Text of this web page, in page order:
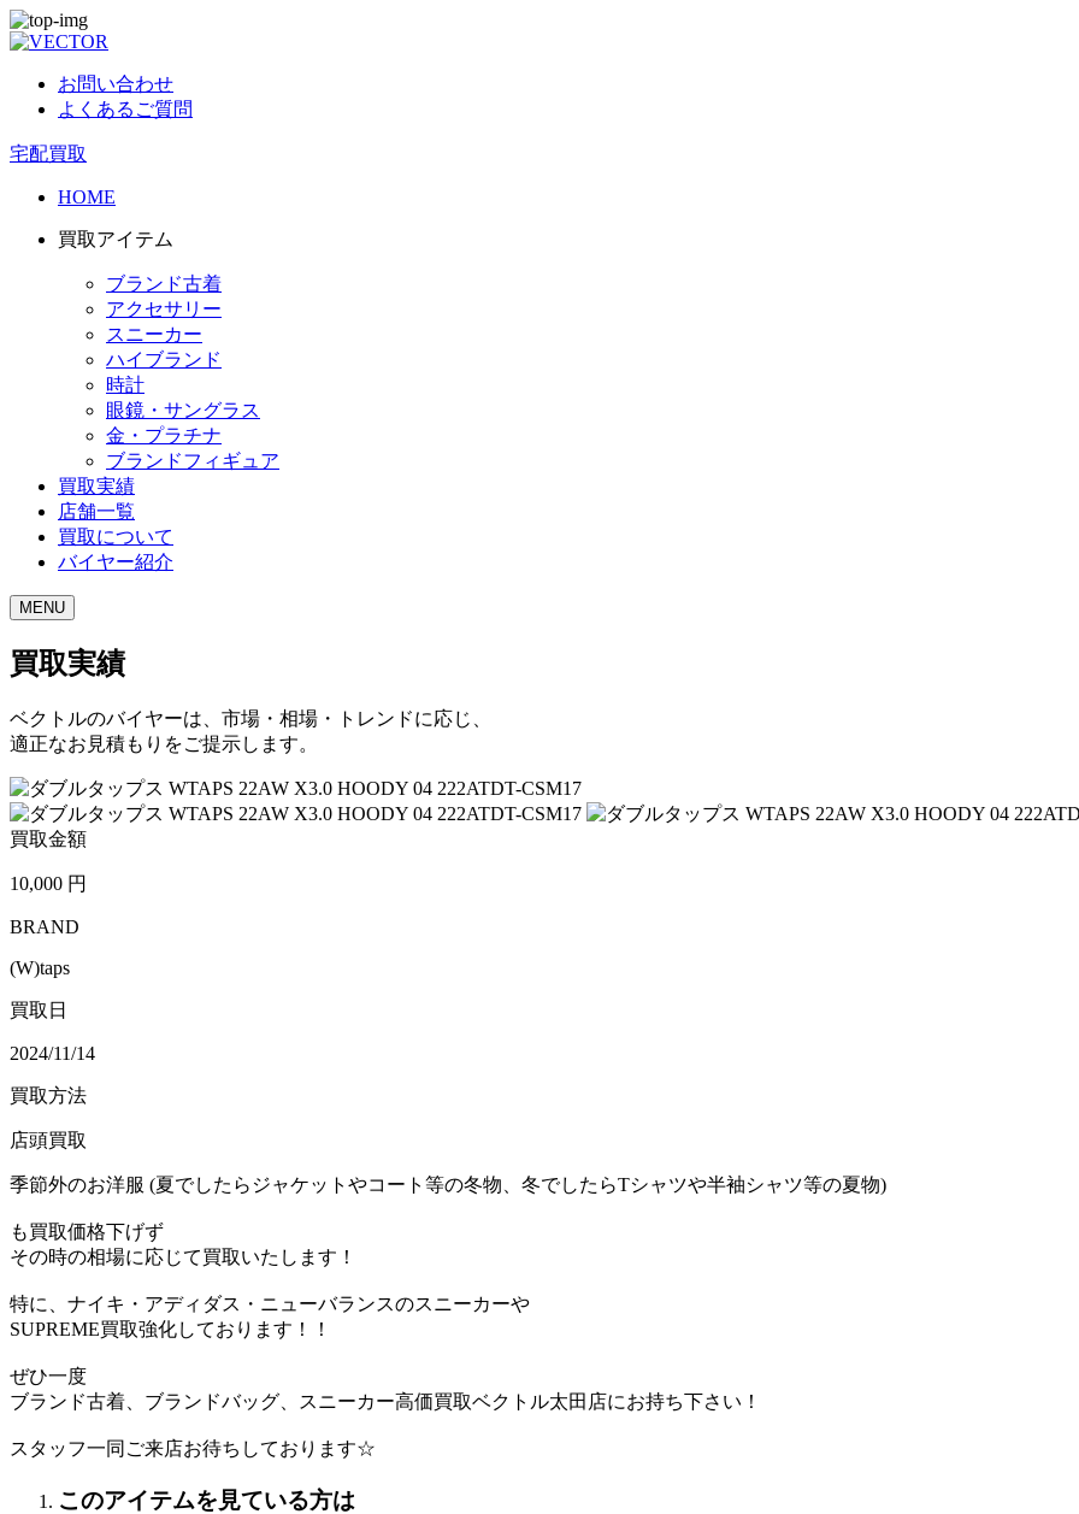
お問い合わせ
よくあるご質問
宅配買取
HOME
買取アイテム
ブランド古着
アクセサリー
スニーカー
ハイブランド
時計
眼鏡・サングラス
金・プラチナ
ブランドフィギュア
買取実績
店舗一覧
買取について
バイヤー紹介
MENU
買取実績
ベクトルのバイヤーは、市場・相場・トレンドに応じ、
適正なお見積もりをご提示します。
買取金額
10,000 円
BRAND
(W)taps
買取日
2024/11/14
買取方法
店頭買取
季節外のお洋服 (夏でしたらジャケットやコート等の冬物、冬でしたらTシャツや半袖シャツ等の夏物)
も買取価格下げず
その時の相場に応じて買取いたします！
特に、ナイキ・アディダス・ニューバランスのスニーカーや
SUPREME買取強化しております！！
ぜひ一度
ブランド古着、ブランドバッグ、スニーカー高価買取ベクトル太田店にお持ち下さい！
スタッフ一同ご来店お待ちしております☆
このアイテムを見ている方は